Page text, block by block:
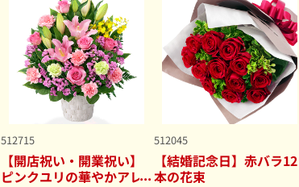
512715
【開店祝い・開業祝い】
ピンクユリの華やかアレ
512045
【結婚記念日】赤バラ12
本の花束